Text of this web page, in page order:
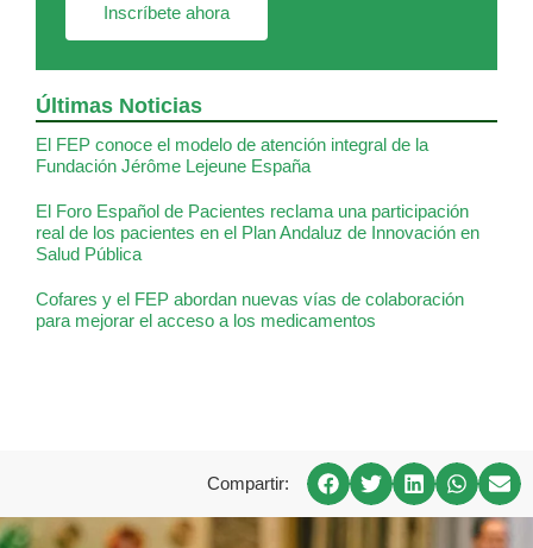
Inscríbete ahora
Últimas Noticias
El FEP conoce el modelo de atención integral de la
Fundación Jérôme Lejeune España
El Foro Español de Pacientes reclama una participación
real de los pacientes en el Plan Andaluz de Innovación en
Salud Pública
Cofares y el FEP abordan nuevas vías de colaboración
para mejorar el acceso a los medicamentos
Compartir: